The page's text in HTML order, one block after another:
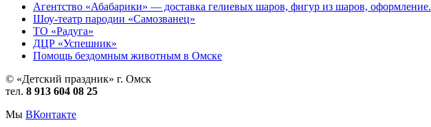
Агентство «Абабарики» — доставка гелиевых шаров, фигур из шаров, оформление.
Шоу-театр пародии «Самозванец»
ТО «Радуга»
ДЦР «Успешник»
Помощь бездомным животным в Омске
© «Детский праздник» г. Омск
тел. 8 913 604 08 25
Мы ВКонтакте